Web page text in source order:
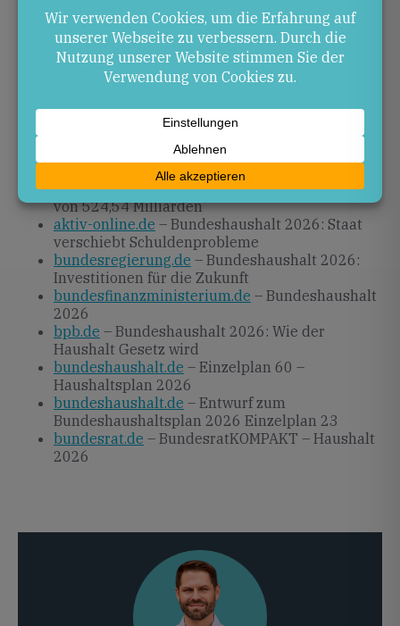
zugeteilte Einnahmen und Ausgaben oder für
Bildungsprogramme, finalisiert (Einzelplan 60 –
Haushaltsplan 2026,Entwurf zum
Bundeshaushaltsplan 2026 Einzelplan 23).
Quellen
bundesfinanzministerium.de
steuerlichen Änderungen 2026
bundestag.de– Bundestag beschließt Ausgaben
von 524,54 Milliarden
aktiv-online.de – Bundeshaushalt 2026: Staat
verschiebt Schuldenprobleme
bundesregierung.de – Bundeshaushalt 2026:
Investitionen für die Zukunft
bundesfinanzministerium.de – Bundeshaushalt
2026
bpb.de – Bundeshaushalt 2026: Wie der
Haushalt Gesetz wird
bundeshaushalt.de – Einzelplan 60 –
Haushaltsplan 2026
bundeshaushalt.de – Entwurf zum
Bundeshaushaltsplan 2026 Einzelplan 23
bundesrat.de – BundesratKOMPAKT – Haushalt
2026